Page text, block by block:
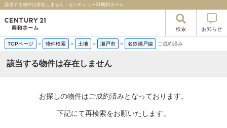
該当する物件は存在しません｜センチュリー21興和ホーム
検索 お知らせ
TOPページ > 物件検索 > 土地 > 瀬戸市 > 名鉄瀬戸線 ご成約済み
該当する物件は存在しません
お探しの物件はご成約済みとなっております。
下記にて再検索をお願いたします。